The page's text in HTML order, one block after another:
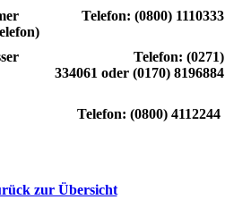
Telefon: (0800) 1110333
Telefon: (0271)
334061 oder (0170) 8196884
Telefon: (0800) 4112244
zur Übersicht